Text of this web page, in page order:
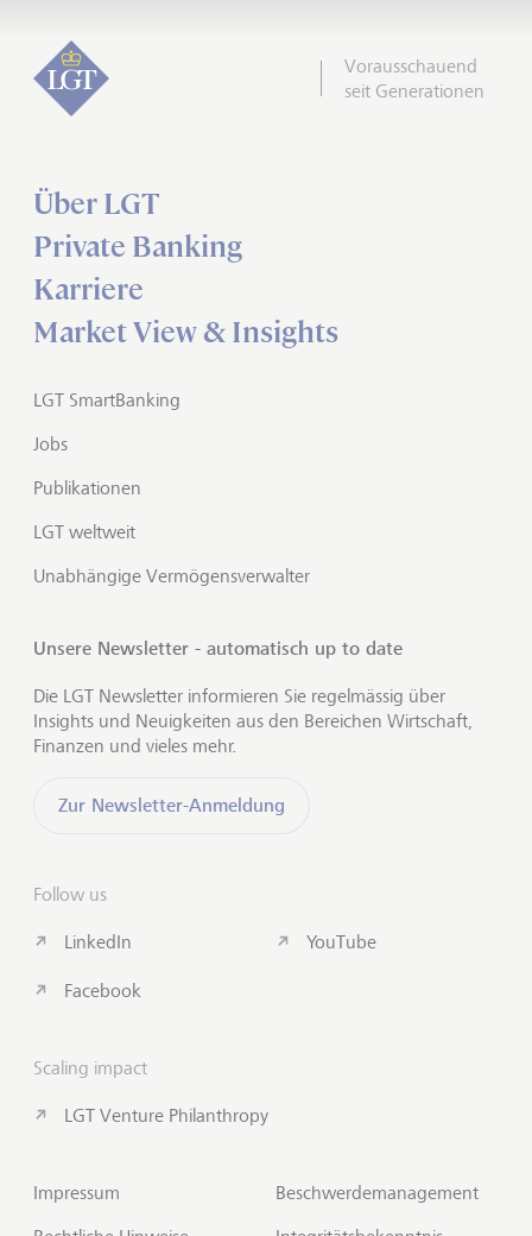
Vorausschauend
seit Generationen
Über LGT
Private Banking
Karriere
Market View & Insights
LGT SmartBanking
Jobs
Publikationen
LGT weltweit
Unabhängige Vermögensverwalter
Unsere Newsletter - automatisch up to date
Die LGT Newsletter informieren Sie regelmässig über
Insights und Neuigkeiten aus den Bereichen Wirtschaft,
Finanzen und vieles mehr.
Zur Newsletter-Anmeldung
Follow us
LinkedIn
Facebook
YouTube
Scaling impact
LGT Venture Philanthropy
Impressum
Beschwerdemanagement